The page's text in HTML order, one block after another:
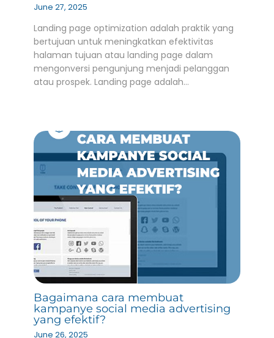
June 27, 2025
Landing page optimization adalah praktik yang
bertujuan untuk meningkatkan efektivitas
halaman tujuan atau landing page dalam
mengonversi pengunjung menjadi pelanggan
atau prospek. Landing page adalah…
Bagaimana cara membuat
kampanye social media advertising
yang efektif?
June 26, 2025